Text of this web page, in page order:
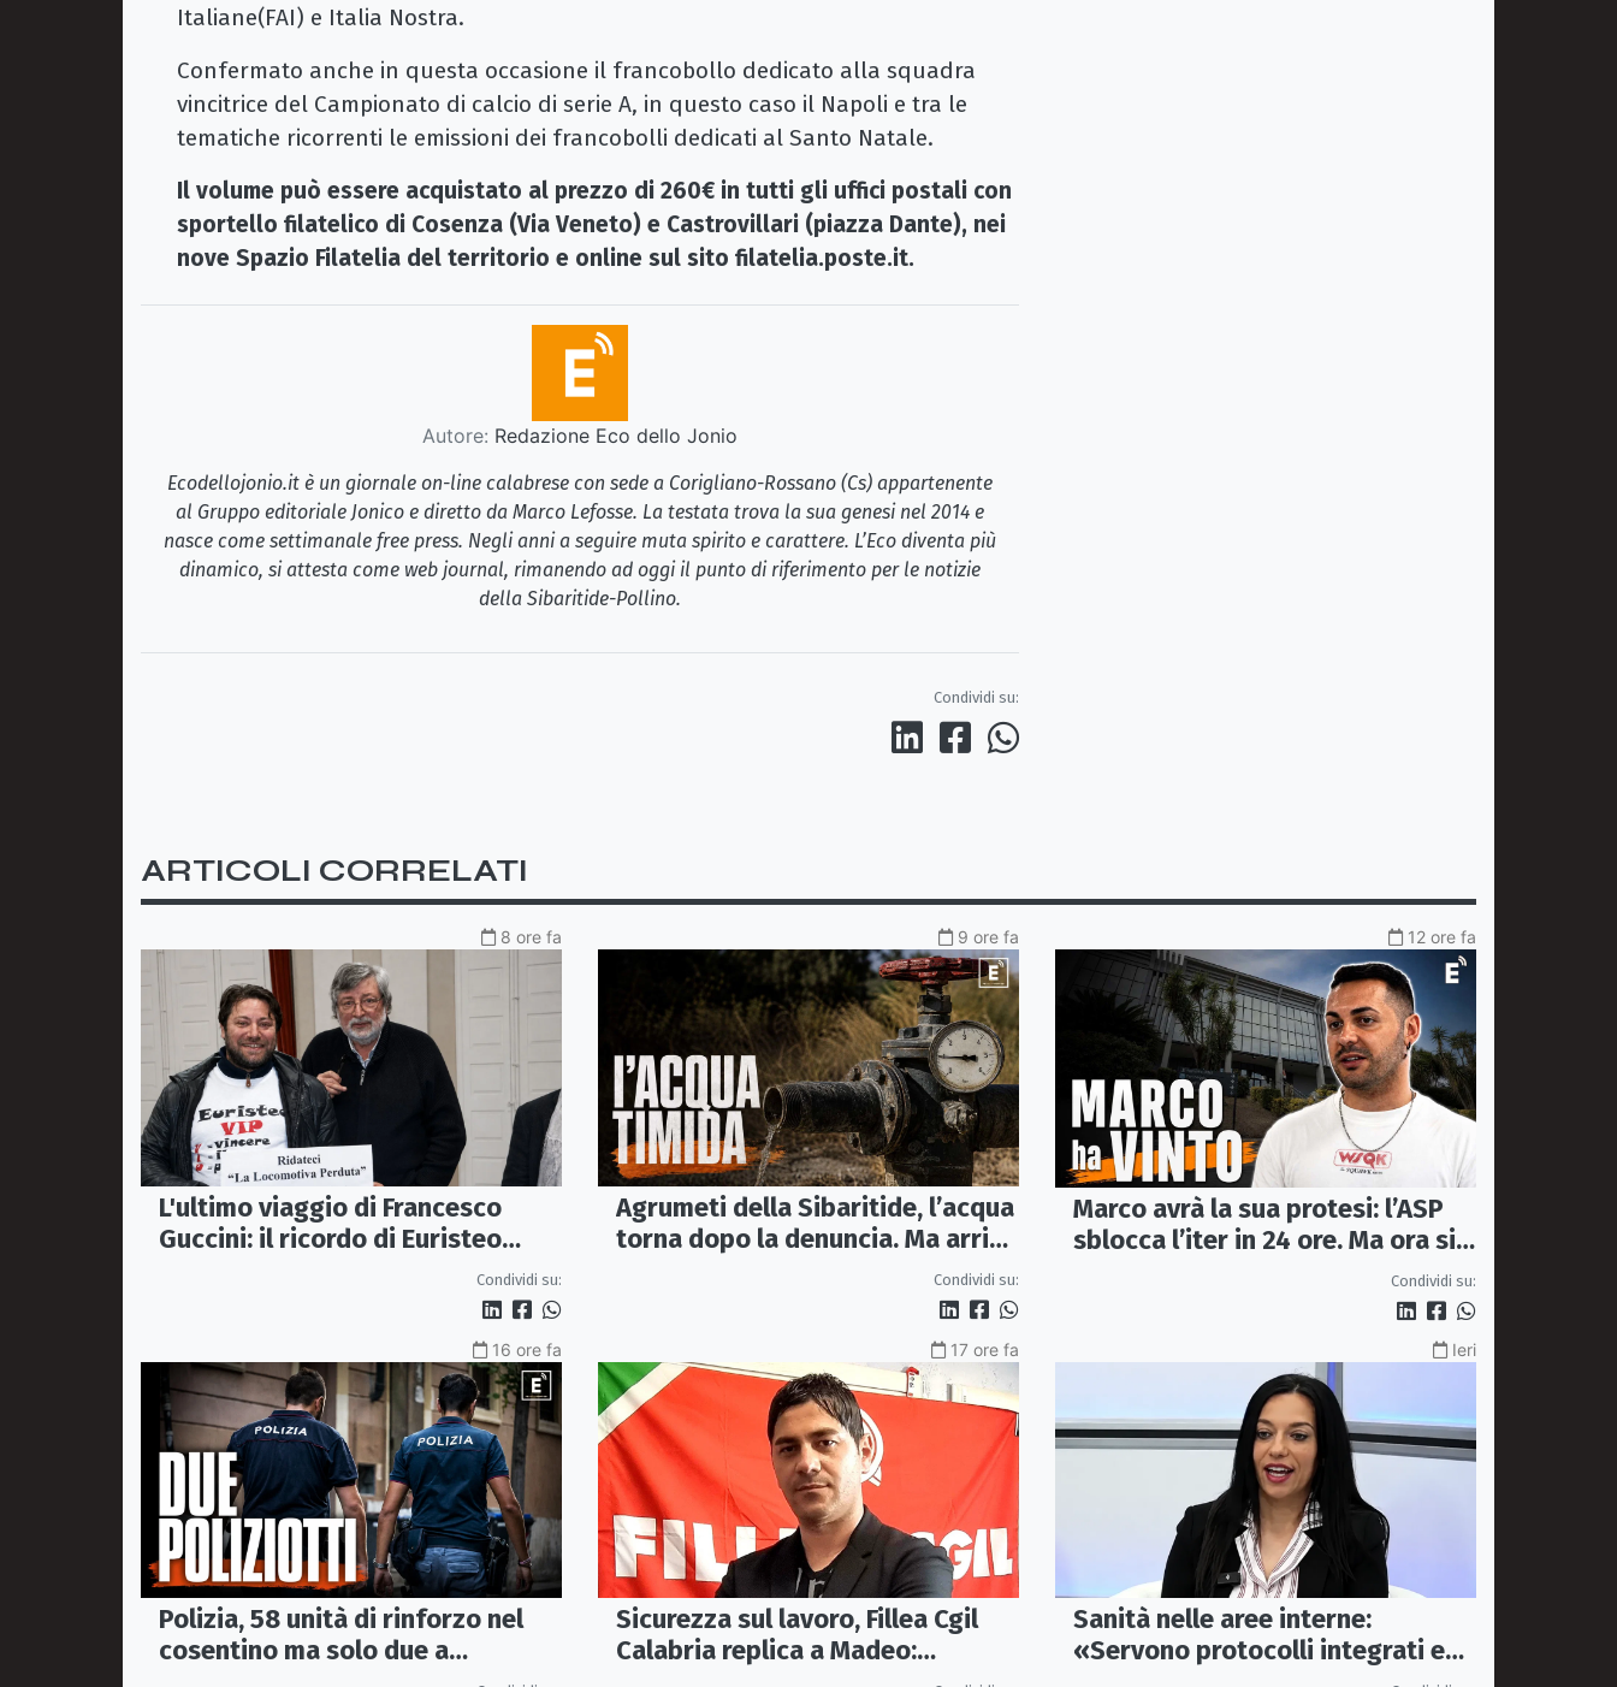
Italiane(FAI) e Italia Nostra.
Confermato anche in questa occasione il francobollo dedicato alla squadra
vincitrice del Campionato di calcio di serie A, in questo caso il Napoli e tra le
tematiche ricorrenti le emissioni dei francobolli dedicati al Santo Natale.
Il volume può essere acquistato al prezzo di 260€ in tutti gli uffici postali con
sportello filatelico di Cosenza (Via Veneto) e Castrovillari (piazza Dante), nei
nove Spazio Filatelia del territorio e online sul sito filatelia.poste.it.
Autore: Redazione Eco dello Jonio
Ecodellojonio.it è un giornale on-line calabrese con sede a Corigliano-Rossano (Cs) appartenente
al Gruppo editoriale Jonico e diretto da Marco Lefosse. La testata trova la sua genesi nel 2014 e
nasce come settimanale free press. Negli anni a seguire muta spirito e carattere. L’Eco diventa più
dinamico, si attesta come web journal, rimanendo ad oggi il punto di riferimento per le notizie
della Sibaritide-Pollino.
Condividi su:
ARTICOLI CORRELATI
8 ore fa
L'ultimo viaggio di Francesco
Guccini: il ricordo di Euristeo
Condividi su:
9 ore fa
Agrumeti della Sibaritide, l’acqua
torna dopo la denuncia. Ma arriva
con un terzo della pressioneCondividi su:
12 ore fa
Marco avrà la sua protesi: l’ASP
sblocca l’iter in 24 ore. Ma ora si
apre il caso dell’Ufficio ausiliCondividi su:
16 ore fa
Polizia, 58 unità di rinforzo nel
cosentino ma solo due a
17 ore fa
Sicurezza sul lavoro, Fillea Cgil
Calabria replica a Madeo:
Ieri
Sanità nelle aree interne:
«Servono protocolli integrati e